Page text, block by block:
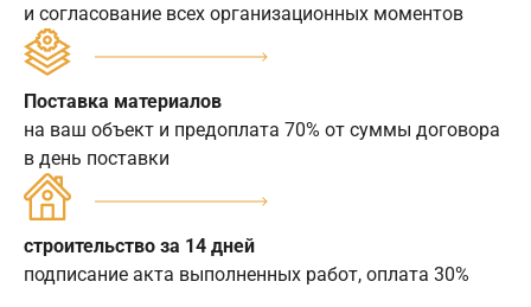
и согласование всех организационных моментов
Поставка материалов
на ваш объект и предоплата 70% от суммы договора
в день поставки
строительство за 14 дней
подписание акта выполненных работ, оплата 30%